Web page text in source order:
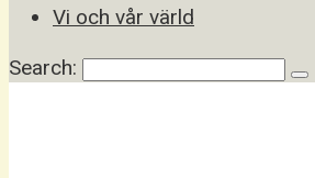
Vi och vår värld
Search: